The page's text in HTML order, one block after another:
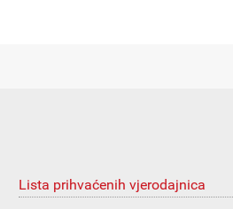
Lista prihvaćenih vjerodajnica